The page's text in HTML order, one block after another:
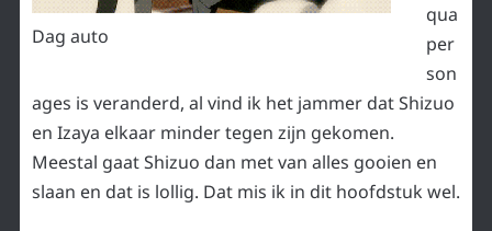
Dag auto
qua
per
son
ages is veranderd, al vind ik het jammer dat Shizuo
en Izaya elkaar minder tegen zijn gekomen.
Meestal gaat Shizuo dan met van alles gooien en
slaan en dat is lollig. Dat mis ik in dit hoofdstuk wel.